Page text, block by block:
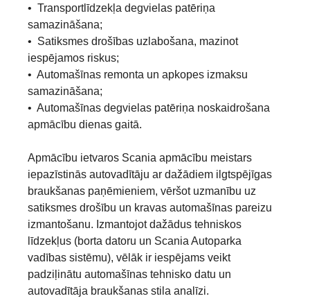
• Transportlīdzekļa degvielas patēriņa
samazināšana;
• Satiksmes drošības uzlabošana, mazinot
iespējamos riskus;
• Automašīnas remonta un apkopes izmaksu
samazināšana;
• Automašīnas degvielas patēriņa noskaidrošana
apmācību dienas gaitā.
Apmācību ietvaros Scania apmācību meistars
iepazīstinās autovadītāju ar dažādiem ilgtspējīgas
braukšanas paņēmieniem, vēršot uzmanību uz
satiksmes drošību un kravas automašīnas pareizu
izmantošanu. Izmantojot dažādus tehniskos
līdzekļus (borta datoru un Scania Autoparka
vadības sistēmu), vēlāk ir iespējams veikt
padziļinātu automašīnas tehnisko datu un
autovadītāja braukšanas stila analīzi.